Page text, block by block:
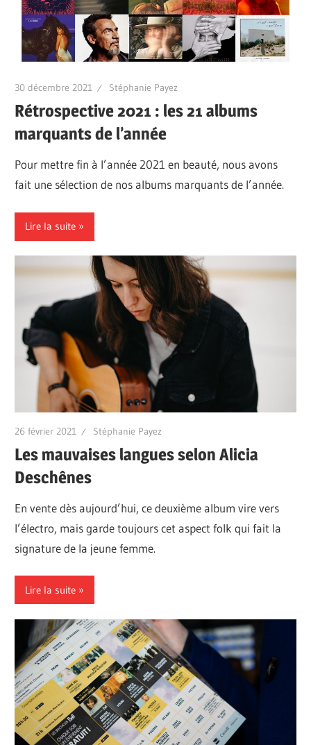
30 décembre 2021 Stéphanie Payez
Rétrospective 2021 : les 21 albums
marquants de l’année
Pour mettre fin à l’année 2021 en beauté, nous avons
fait une sélection de nos albums marquants de l’année.
Lire la suite
26 février 2021 Stéphanie Payez
Les mauvaises langues selon Alicia
Deschênes
En vente dès aujourd’hui, ce deuxième album vire vers
l’électro, mais garde toujours cet aspect folk qui fait la
signature de la jeune femme.
Lire la suite